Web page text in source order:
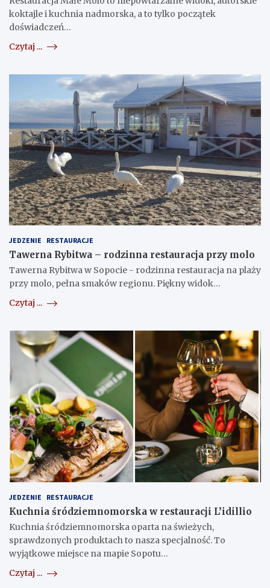
koktajle i kuchnia nadmorska, a to tylko początek
doświadczeń…
Czytaj ...
JEDZENIE RESTAURACJE
Tawerna Rybitwa – rodzinna restauracja przy molo
Tawerna Rybitwa w Sopocie - rodzinna restauracja na plaży
przy molo, pełna smaków regionu. Piękny widok…
Czytaj ...
JEDZENIE RESTAURACJE
Kuchnia śródziemnomorska w restauracji L’idillio
Kuchnia śródziemnomorska oparta na świeżych,
sprawdzonych produktach to nasza specjalność. To
wyjątkowe miejsce na mapie Sopotu…
Czytaj ...